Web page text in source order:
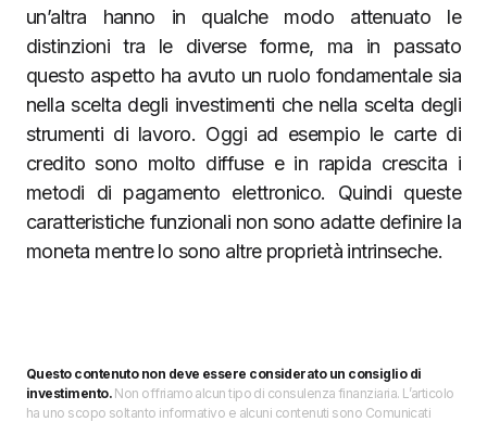
un’altra hanno in qualche modo attenuato le
distinzioni tra le diverse forme, ma in passato
questo aspetto ha avuto un ruolo fondamentale sia
nella scelta degli investimenti che nella scelta degli
strumenti di lavoro. Oggi ad esempio le carte di
credito sono molto diffuse e in rapida crescita i
metodi di pagamento elettronico. Quindi queste
caratteristiche funzionali non sono adatte definire la
moneta mentre lo sono altre proprietà intrinseche.
Questo contenuto non deve essere considerato un consiglio di
investimento.Non offriamo alcun tipo di consulenza finanziaria. L’articolo
ha uno scopo soltanto informativo e alcuni contenuti sono Comunicati